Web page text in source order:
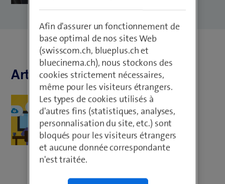
Articles de Roman Siegenthaler
Personal Development
PiBS Informatique : études et
pratique combinées
Afin d'assurer un fonctionnement de
base optimal de nos sites Web
(swisscom.ch, blueplus.ch et
bluecinema.ch), nous stockons des
cookies strictement nécessaires,
même pour les visiteurs étrangers.
Les types de cookies utilisés à
d'autres fins (statistiques, analyses,
personnalisation du site, etc.) sont
bloqués pour les visiteurs étrangers
et aucune donnée correspondante
n'est traitée.